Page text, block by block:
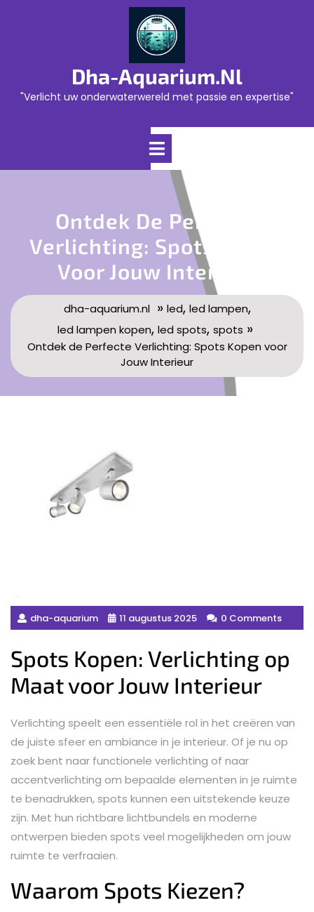
Dha-Aquarium.nl
"Verlicht uw onderwaterwereld met passie en expertise"
Open
Ontdek De Perfecte
Verlichting: Spots Kopen
Voor Jouw Interieur
dha-aquarium.nl» led, led lampen,
led lampen kopen, led spots, spots »
Ontdek de Perfecte Verlichting: Spots Kopen voor
Jouw Interieur
dha-aquarium 11 augustus 2025 0 Comments
Spots Kopen: Verlichting op
Maat voor Jouw Interieur
Verlichting speelt een essentiële rol in het creëren van
de juiste sfeer en ambiance in je interieur. Of je nu op
zoek bent naar functionele verlichting of naar
accentverlichting om bepaalde elementen in je ruimte
te benadrukken, spots kunnen een uitstekende keuze
zijn. Met hun richtbare lichtbundels en moderne
ontwerpen bieden spots veel mogelijkheden om jouw
ruimte te verfraaien.
Waarom Spots Kiezen?